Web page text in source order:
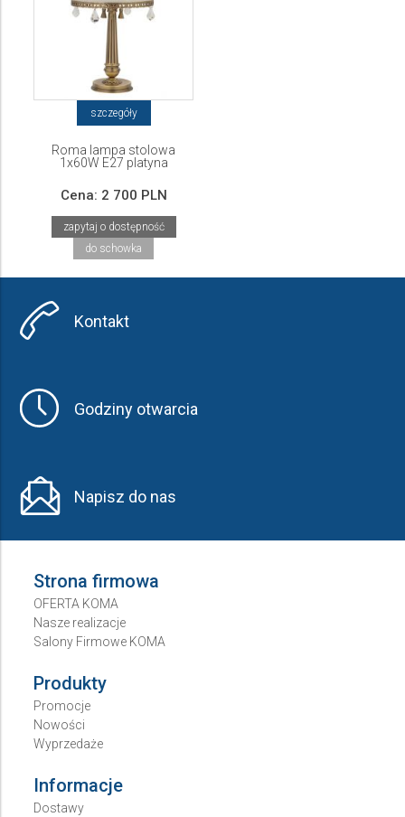
szczegóły
Roma lampa stolowa
1x60W E27 platyna
Cena: 2 700 PLN
zapytaj o dostępność
do schowka
Kontakt
Godziny otwarcia
Napisz do nas
Strona firmowa
OFERTA KOMA
Nasze realizacje
Salony Firmowe KOMA
Produkty
Promocje
Nowości
Wyprzedaże
Informacje
Dostawy